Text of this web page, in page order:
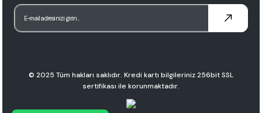
© 2025 Tüm hakları saklıdır. Kredi kartı bilgileriniz 256bit SSL
sertifikası ile korunmaktadır.